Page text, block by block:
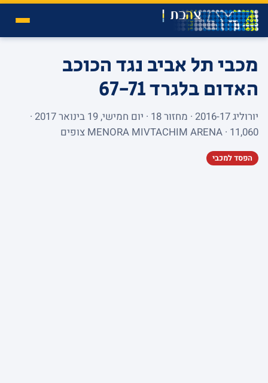
מכבי תל אביב נגד הכוכב
האדום בלגרד67-71
יורוליג 2016-17 · מחזור 18 · יום חמישי, 19 בינואר 2017 ·
MENORA MIVTACHIM ARENA · 11,060 צופים
הפסד למכבי